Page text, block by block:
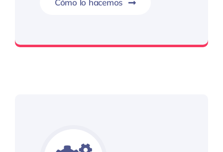
Cómo lo hacemos